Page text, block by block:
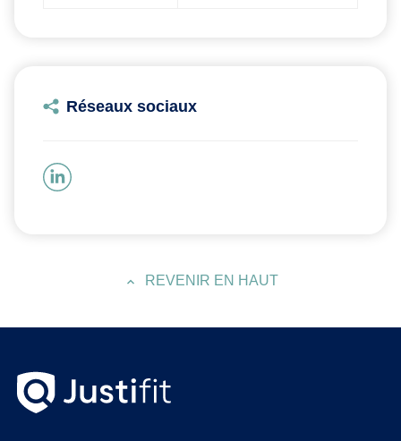
Réseaux sociaux
REVENIR EN HAUT